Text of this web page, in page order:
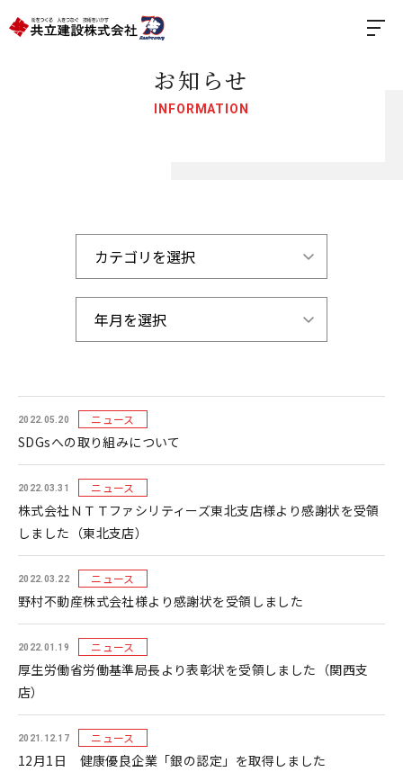
お知らせ
INFORMATION
2022.05.20 ニュース
SDGsへの取り組みについて
2022.03.31 ニュース
株式会社ＮＴＴファシリティーズ東北支店様より感謝状を受領
しました（東北支店）
2022.03.22 ニュース
野村不動産株式会社様より感謝状を受領しました
2022.01.19 ニュース
厚生労働省労働基準局長より表彰状を受領しました（関西支
店）
2021.12.17 ニュース
12月1日 健康優良企業「銀の認定」を取得しました